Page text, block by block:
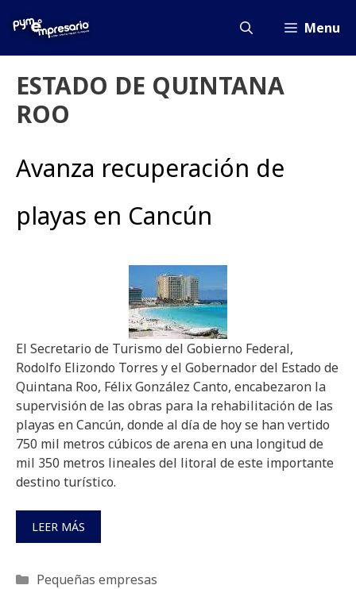
Menu
ESTADO DE QUINTANA
ROO
Avanza recuperación de
playas en Cancún
El Secretario de Turismo del Gobierno Federal,
Rodolfo Elizondo Torres y el Gobernador del Estado de
Quintana Roo, Félix González Canto, encabezaron la
supervisión de las obras para la rehabilitación de las
playas en Cancún, donde al día de hoy se han vertido
750 mil metros cúbicos de arena en una longitud de
mil 350 metros lineales del litoral de este importante
destino turístico.
LEER MÁS
Categorías
Pequeñas empresas